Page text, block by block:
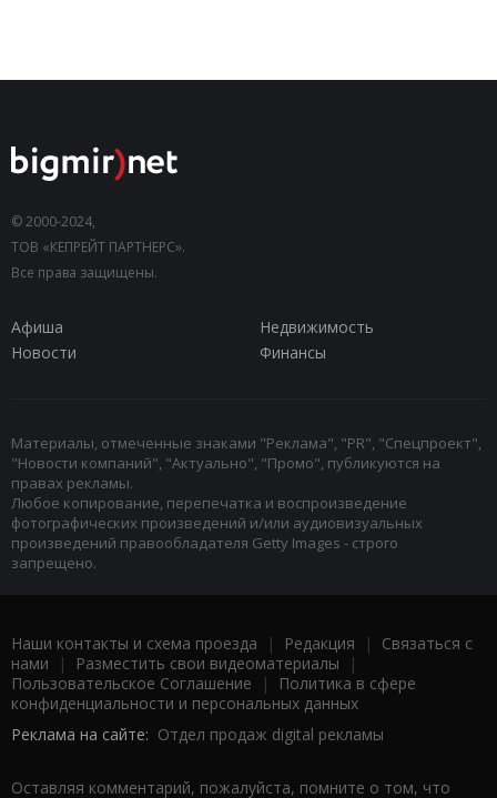
© 2000-2024,
ТОВ «КЕПРЕЙТ ПАРТНЕРС».
Все права защищены.
Афиша
Недвижимость
Новости
Финансы
Материалы, отмеченные знаками "Реклама", "PR", "Спецпроект",
"Новости компаний", "Актуально", "Промо", публикуются на
правах рекламы.
Любое копирование, перепечатка и воспроизведение
фотографических произведений и/или аудиовизуальных
произведений правообладателя Getty Images - строго
запрещено.
Наши контакты и схема проезда | Редакция | Связаться с
нами | Разместить свои видеоматериалы |
Пользовательское Соглашение |
Политика в сфере
конфиденциальности и персональных данных
Реклама на сайте: Отдел продаж digital рекламы
Оставляя комментарий, пожалуйста, помните о том, что